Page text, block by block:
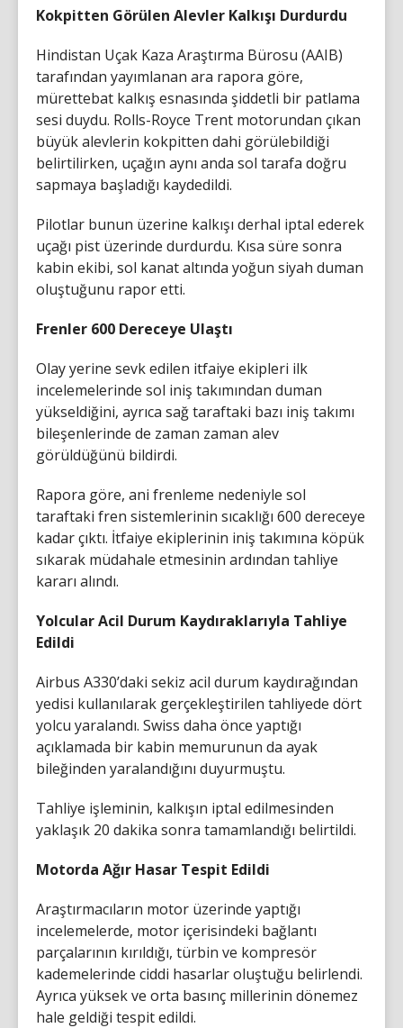
Kokpitten Görülen Alevler Kalkışı Durdurdu
Hindistan Uçak Kaza Araştırma Bürosu (AAIB)
tarafından yayımlanan ara rapora göre,
mürettebat kalkış esnasında şiddetli bir patlama
sesi duydu. Rolls-Royce Trent motorundan çıkan
büyük alevlerin kokpitten dahi görülebildiği
belirtilirken, uçağın aynı anda sol tarafa doğru
sapmaya başladığı kaydedildi.
Pilotlar bunun üzerine kalkışı derhal iptal ederek
uçağı pist üzerinde durdurdu. Kısa süre sonra
kabin ekibi, sol kanat altında yoğun siyah duman
oluştuğunu rapor etti.
Frenler 600 Dereceye Ulaştı
Olay yerine sevk edilen itfaiye ekipleri ilk
incelemelerinde sol iniş takımından duman
yükseldiğini, ayrıca sağ taraftaki bazı iniş takımı
bileşenlerinde de zaman zaman alev
görüldüğünü bildirdi.
Rapora göre, ani frenleme nedeniyle sol
taraftaki fren sistemlerinin sıcaklığı 600 dereceye
kadar çıktı. İtfaiye ekiplerinin iniş takımına köpük
sıkarak müdahale etmesinin ardından tahliye
kararı alındı.
Yolcular Acil Durum Kaydıraklarıyla Tahliye
Edildi
Airbus A330’daki sekiz acil durum kaydırağından
yedisi kullanılarak gerçekleştirilen tahliyede dört
yolcu yaralandı. Swiss daha önce yaptığı
açıklamada bir kabin memurunun da ayak
bileğinden yaralandığını duyurmuştu.
Tahliye işleminin, kalkışın iptal edilmesinden
yaklaşık 20 dakika sonra tamamlandığı belirtildi.
Motorda Ağır Hasar Tespit Edildi
Araştırmacıların motor üzerinde yaptığı
incelemelerde, motor içerisindeki bağlantı
parçalarının kırıldığı, türbin ve kompresör
kademelerinde ciddi hasarlar oluştuğu belirlendi.
Ayrıca yüksek ve orta basınç millerinin dönemez
hale geldiği tespit edildi.